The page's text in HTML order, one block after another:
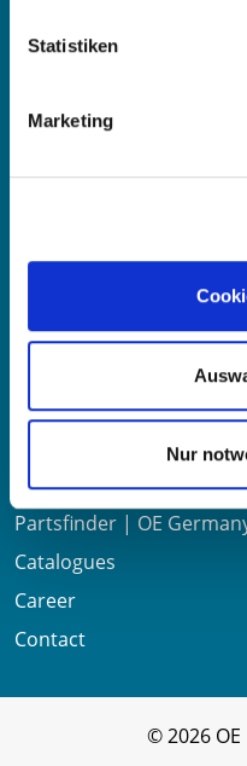
Statistiken
Marketing
Nur
Fritz-Müller-Str. 100-104​
Deutschland
Phone:+49 711 6276980
+49 711 62769851
Useful links
About us
Partsfinder | OE
Catalogues
Career
Contact
© 2026